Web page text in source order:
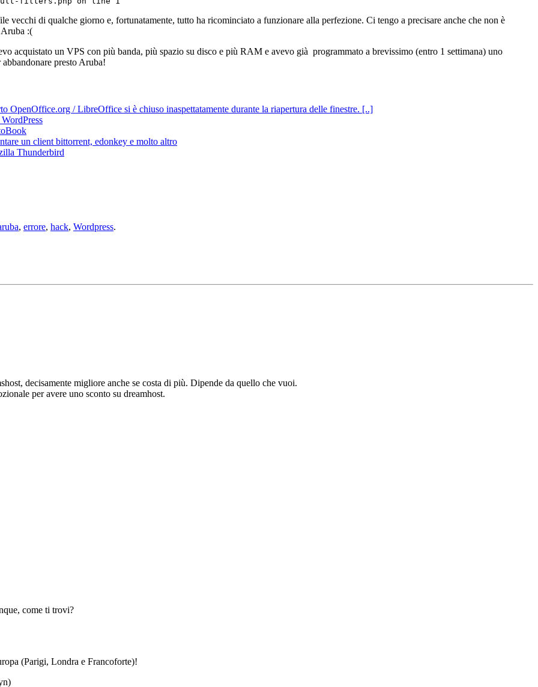
vecchi di qualche giorno e, fortunatamente, tutto ha ricominciato a funzionare alla perfezione. Ci tengo a precisare anche che non è
:(
acquistato un VPS con più banda, più spazio su disco e più RAM e avevo già programmato a brevissimo (entro 1 settimana) uno
presto Aruba!
OpenOffice.org / LibreOffice si è chiuso inaspettatamente durante la riapertura delle finestre. [..]
un client bittorrent, edonkey e molto altro
Thunderbird
, errore, hack, Wordpress.
decisamente migliore anche se costa di più. Dipende da quello che vuoi.
per avere uno sconto su dreamhost.
come ti trovi?
(Parigi, Londra e Francoforte)!